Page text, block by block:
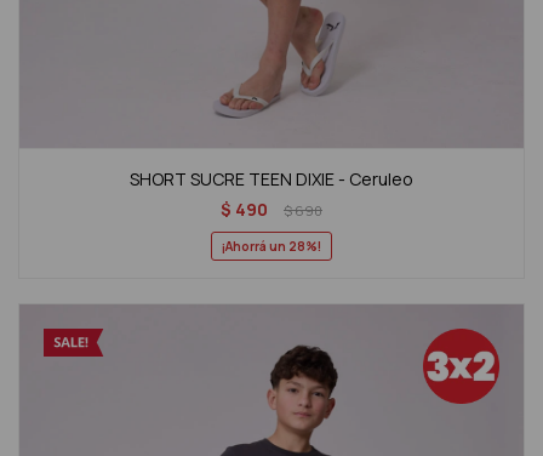
SHORT SUCRE TEEN DIXIE - Ceruleo
$ 490 $690
28